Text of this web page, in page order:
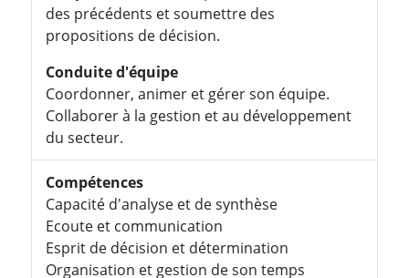
des précédents et soumettre des
propositions de décision.
Conduite d'équipe
Coordonner, animer et gérer son équipe.
Collaborer à la gestion et au développement
du secteur.
Compétences
Capacité d'analyse et de synthèse
Ecoute et communication
Esprit de décision et détermination
Organisation et gestion de son temps